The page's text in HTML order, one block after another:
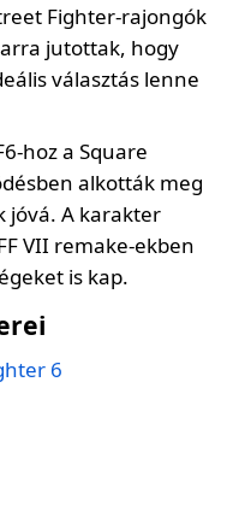
Fighter-rajongók
jutottak, hogy
választás lenne
hoz a Square
alkották meg
jóvá. A karakter
VII remake-ekben
is kap.